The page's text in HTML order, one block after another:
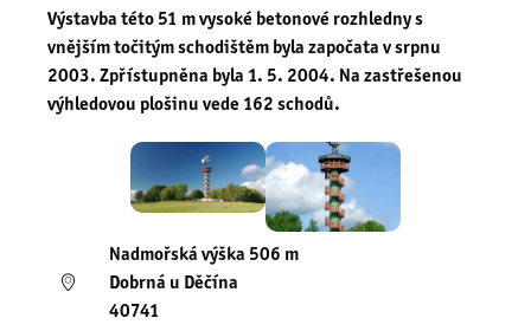
Výstavba této 51 m vysoké betonové rozhledny s
vnějším točitým schodištěm byla započata v srpnu
2003. Zpřístupněna byla 1. 5. 2004. Na zastřešenou
výhledovou plošinu vede 162 schodů.
Nadmořská výška 506 m
Dobrná u Děčína
40741